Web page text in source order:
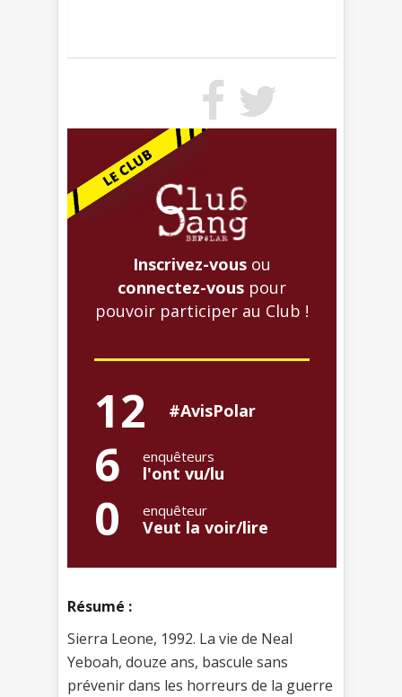
Inscrivez-vous ou
connectez-vous pour
pouvoir participer au Club !
12 #AvisPolar
6 enquêteurs
l'ont vu/lu
0 enquêteur
Veut la voir/lire
Résumé :
Sierra Leone, 1992. La vie de Neal
Yeboah, douze ans, bascule sans
prévenir dans les horreurs de la guerre